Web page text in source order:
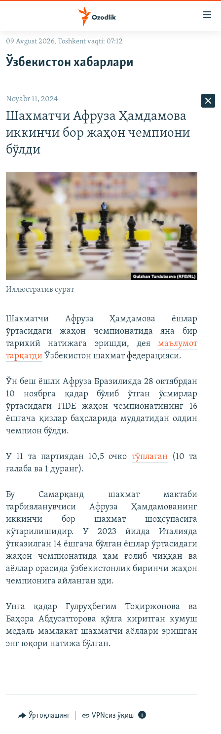
Асосий
Қидиришга
ўтинг
OZODLIK SURISHTIRUVLARI
На русском
ИЖТИМОИЙ ТАРМОҚЛАР
Озодлик бошқа тилларда
09 Avgust 2026, Toshkent vaqti: 07:12
Ўзбекистон хабарлари
Noyabr 11, 2024
Шахматчи Афруза Ҳамдамова
иккинчи бор жаҳон чемпиони
бўлди
Иллюстратив сурат
Шахматчи Афруза Ҳамдамова ёшлар
ўртасидаги жаҳон чемпионатида яна бир
тарихий натижага эришди, дея маълумот
тарқатди Ўзбекистон шахмат федерацияси.
Ўн беш ёшли Афруза Бразилияда 28 октябрдан
10 ноябрга қадар бўлиб ўтган ўсмирлар
ўртасидаги FIDE жаҳон чемпионатининг 16
ёшгача қизлар баҳсларида муддатидан олдин
чемпион бўлди.
У 11 та партиядан 10,5 очко тўплаган(10 та
ғалаба ва 1 дуранг).
Бу Самарқанд шахмат мактаби
тарбияланувчиси Афруза Ҳамдамованинг
иккинчи бор шахмат шоҳсупасига
кўтарилишидир. У 2023 йилда Италияда
ўтказилган 14 ёшгача бўлган ёшлар ўртасидаги
жаҳон чемпионатида ҳам ғолиб чиққан ва
аёллар орасида ўзбекистонлик биринчи жаҳон
чемпионига айланган эди.
Унга қадар Гулруҳбегим Тоҳиржонова ва
Баҳора Абдусатторова қўлга киритган кумуш
медаль мамлакат шахматчи аёллари эришган
энг юқори натижа бўлган.
Ўртоқлашинг VPNсиз ўқиш